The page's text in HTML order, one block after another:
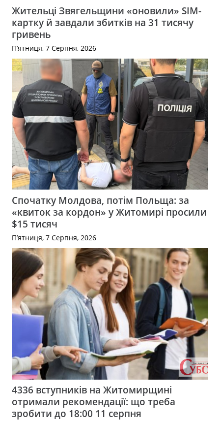
Жительці Звягельщини «оновили» SIM-
картку й завдали збитків на 31 тисячу
гривень
П’ятниця, 7 Серпня, 2026
Спочатку Молдова, потім Польща: за
«квиток за кордон» у Житомирі просили
$15 тисяч
П’ятниця, 7 Серпня, 2026
4336 вступників на Житомирщині
отримали рекомендації: що треба
зробити до 18:00 11 серпня